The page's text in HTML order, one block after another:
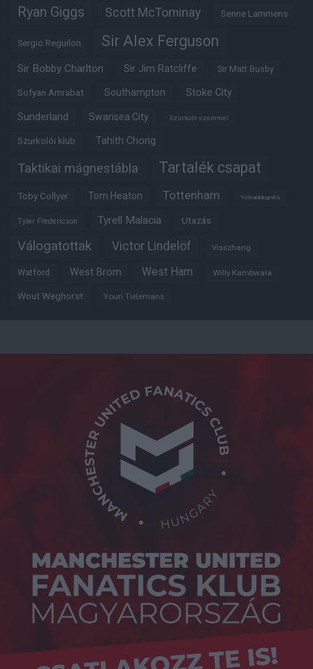
Ryan Giggs Scott McTominay Senne Lammens
Sergio Reguilon Sir Alex Ferguson
Sir Bobby Charlton Sir Jim Ratcliffe Sir Matt Busby
Sofyan Amrabat Southampton Stoke City
Sunderland Swansea City Szurkoló szemmel
Szurkolói klub Tahith Chong
Taktikai mágnestábla Tartalék csapat
Toby Collyer Tom Heaton Tottenham Trófeabibliográfia
Tyler Fredericson Tyrell Malacia Utazás
Válogatottak Victor Lindelöf Visszhang
Watford West Brom West Ham Willy Kambwala
Wout Weghorst Youri Tielemans